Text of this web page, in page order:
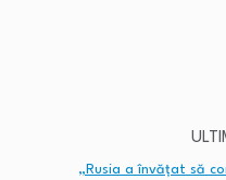
„Rusia a învățat să